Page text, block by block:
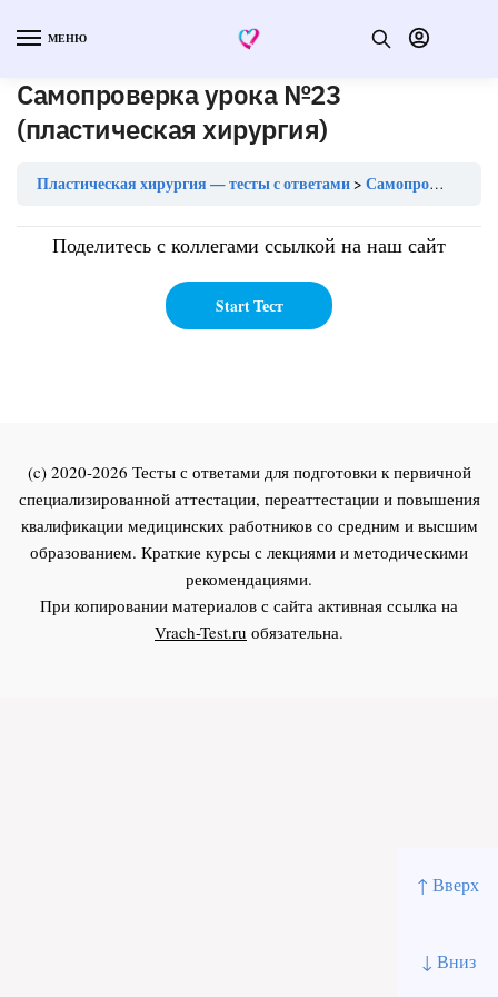
↑ Вверх
↓ Вниз
МЕНЮ
Самопроверка урока №23
(пластическая хирургия)
Пластическая хирургия — тесты с ответами Самопроверка урока №23 (пластическая хирургия)
Поделитесь с коллегами ссылкой на наш сайт
(c) 2020-2026 Тесты с ответами для подготовки к первичной
специализированной аттестации, переаттестации и повышения
квалификации медицинских работников со средним и высшим
образованием. Краткие курсы с лекциями и методическими
рекомендациями.
При копировании материалов с сайта активная ссылка на
Vrach-Test.ru обязательна.